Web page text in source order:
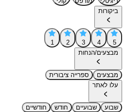
ביקורות
5
4
3
2
1
מבצעים/הנחות
מבצעים
ספרייה ציבורית
עלו לאתר
שבוע שבועיים חודש
חודשיים